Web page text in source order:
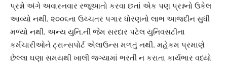
પ્રશ્નો અંગે અવારનવાર રજૂઆતો કરવા છતાં એક પણ પ્રશ્નનો ઉકેલ
આવ્યો નથી. ૨૦૦૬ના ઉચ્ચતર પગાર ધોરણનો લાભ આજદીન સુધી
મળ્યો નથી. અન્ય યુનિ.ની જેમ સરદાર પટેલ યુનિવસટીના
કર્મચારીઓને ટ્રાન્સપોર્ટ એલાઉન્સ મળતું નથી. મહેકમ પ્રમાણે
છેલ્લા ઘણા સમયથી ખાલી જગ્યામાં ભરતી ન કરાતા કાર્યભાર વધ્યો